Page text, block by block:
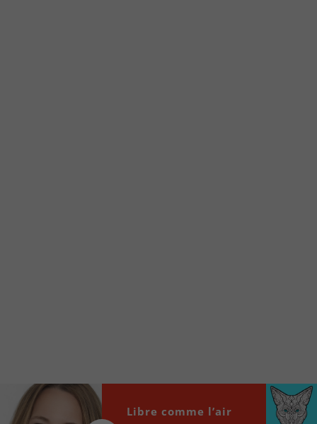
Audio
Player
00:00
Libre comme l’air